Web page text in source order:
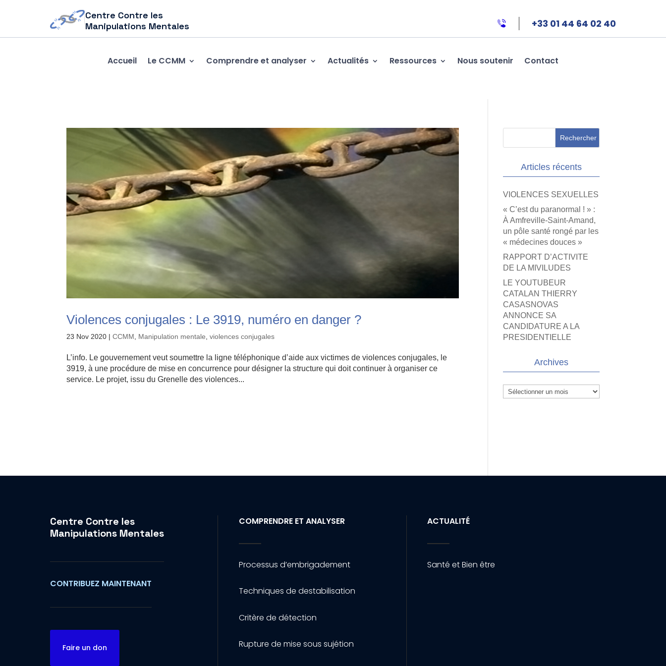
Centre Contre les
Manipulations Mentales
+33 01 44 64 02 40
Accueil Le CCMM Comprendre et analyser Actualités Ressources Nous soutenir Contact
Violences conjugales : Le 3919, numéro en danger ?
23 Nov 2020 |CCMM Manipulation mentale ,violences conjugales
L’info. Le gouvernement veut soumettre la ligne téléphonique d’aide aux victimes de violences conjugales, le
3919, à une procédure de mise en concurrence pour désigner la structure qui doit continuer à organiser ce
service. Le projet, issu du Grenelle des violences...
Articles récents
VIOLENCES SEXUELLES
« C’est du paranormal ! » :
À Amfreville-Saint-Amand,
un pôle santé rongé par les
« médecines douces »
RAPPORT D’ACTIVITE
DE LA MIVILUDES
LE YOUTUBEUR
CATALAN THIERRY
CASASNOVAS
ANNONCE SA
CANDIDATURE A LA
PRESIDENTIELLE
Archives
Archives
Centre Contre les
Manipulations Mentales
CONTRIBUEZ MAINTENANT
Faire un don
COMPRENDRE ET ANALYSER
Processus d’embrigadement
Techniques de destabilisation
Critère de détection
Rupture de mise sous sujétion
ACTUALITÉ
Santé et Bien être